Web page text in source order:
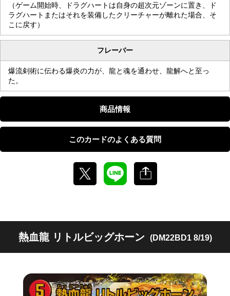
（ゲーム開始時、ドラグハートは自身の超次元ゾーンに置き、ド
ラグハートまたはそれを装備したクリーチャーが離れた場合、そ
こに戻す）
フレーバー
爆流剣術に伝わる爆炎の力が、龍と魂を通わせ、龍解へと至っ
た。
商品情報
このカードのよくある質問
熱血龍 リトルビッグホーン (DM22BD1 8/19)